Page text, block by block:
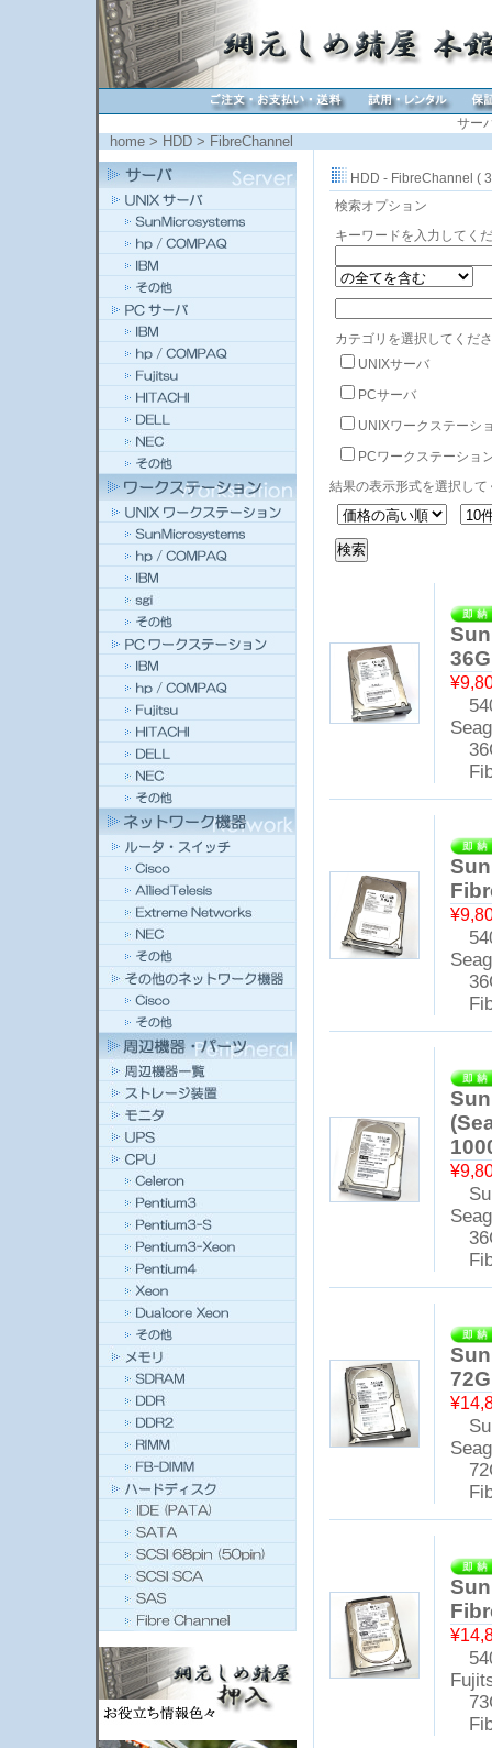
サー
home > HDD > FibreChannel
HDD - FibreChannel (
検索オプション
キーワードを入力してく
カテゴリを選択してくだ
UNIXサーバ
PCサーバ
UNIXワークステーシ
PCワークステーショ
結果の表示形式を選択して